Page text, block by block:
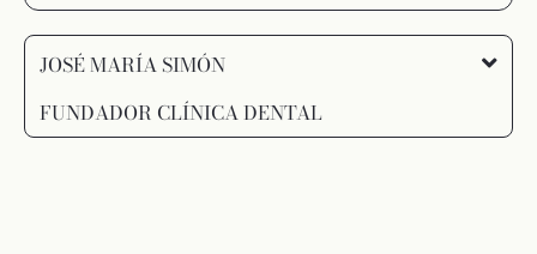
JOSÉ MARÍA SIMÓN
FUNDADOR CLÍNICA DENTAL